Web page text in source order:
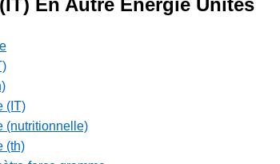
En Autre Énergie Unités
(IT)
(nutritionnelle)
(th)